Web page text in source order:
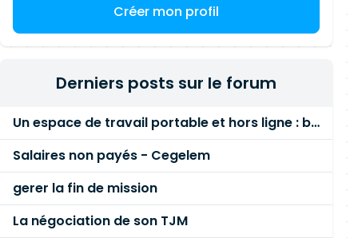
Créer mon profil
Derniers posts sur le forum
Un espace de travail portable et hors ligne : besoin réel ou fausse bonne idée ?
Salaires non payés - Cegelem
gerer la fin de mission
La négociation de son TJM